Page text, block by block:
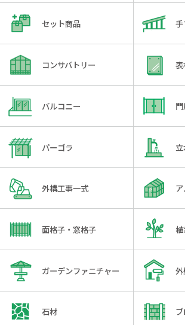
セット商品 手
コンサバトリー
バルコニー
パーゴラ
外構工事一式
面格子・窓格子
ガーデンファニチャー
石材